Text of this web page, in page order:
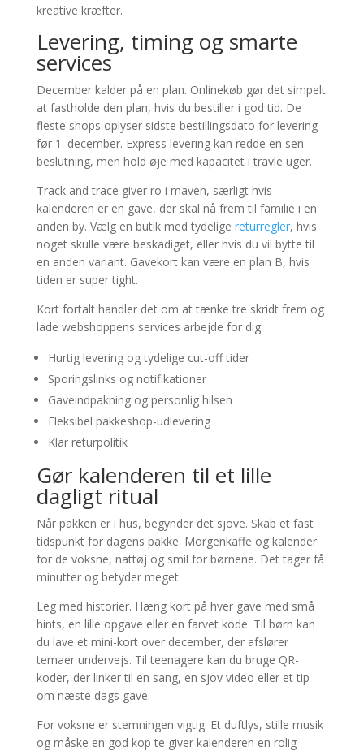
kreative kræfter.
Levering, timing og smarte
services
December kalder på en plan. Onlinekøb gør det simpelt
at fastholde den plan, hvis du bestiller i god tid. De
fleste shops oplyser sidste bestillingsdato for levering
før 1. december. Express levering kan redde en sen
beslutning, men hold øje med kapacitet i travle uger.
Track and trace giver ro i maven, særligt hvis
kalenderen er en gave, der skal nå frem til familie i en
anden by. Vælg en butik med tydelige returregler, hvis
noget skulle være beskadiget, eller hvis du vil bytte til
en anden variant. Gavekort kan være en plan B, hvis
tiden er super tight.
Kort fortalt handler det om at tænke tre skridt frem og
lade webshoppens services arbejde for dig.
Hurtig levering og tydelige cut-off tider
Sporingslinks og notifikationer
Gaveindpakning og personlig hilsen
Fleksibel pakkeshop-udlevering
Klar returpolitik
Gør kalenderen til et lille
dagligt ritual
Når pakken er i hus, begynder det sjove. Skab et fast
tidspunkt for dagens pakke. Morgenkaffe og kalender
for de voksne, nattøj og smil for børnene. Det tager få
minutter og betyder meget.
Leg med historier. Hæng kort på hver gave med små
hints, en lille opgave eller en farvet kode. Til børn kan
du lave et mini-kort over december, der afslører
temaer undervejs. Til teenagere kan du bruge QR-
koder, der linker til en sang, en sjov video eller et tip
om næste dags gave.
For voksne er stemningen vigtig. Et duftlys, stille musik
og måske en god kop te giver kalenderen en rolig